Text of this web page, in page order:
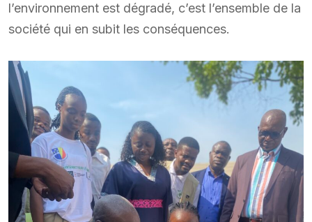
l’environnement est dégradé, c’est l’ensemble de la
société qui en subit les conséquences.